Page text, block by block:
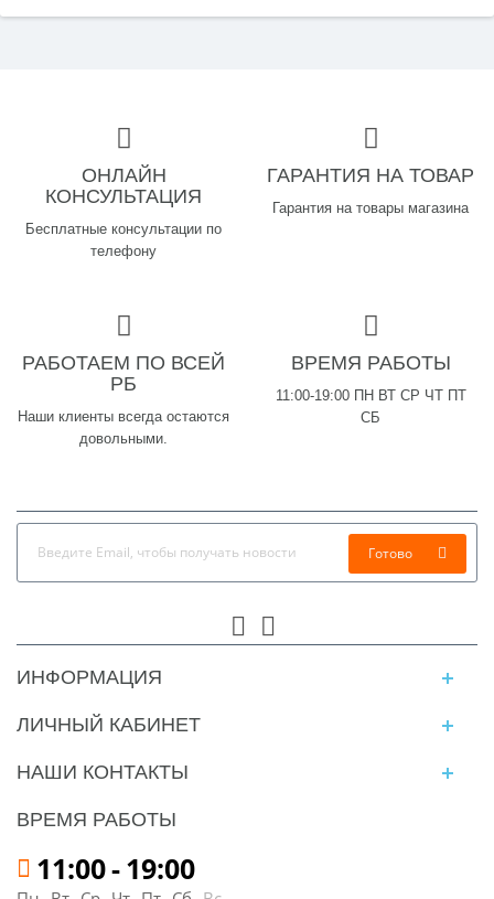
ОНЛАЙН
КОНСУЛЬТАЦИЯ
Бесплатные консультации по
телефону
ГАРАНТИЯ НА ТОВАР
Гарантия на товары магазина
РАБОТАЕМ ПО ВСЕЙ
РБ
Наши клиенты всегда остаются
довольными.
ВРЕМЯ РАБОТЫ
11:00-19:00 ПН ВТ СР ЧТ ПТ
СБ
Готово
ИНФОРМАЦИЯ
ЛИЧНЫЙ КАБИНЕТ
НАШИ КОНТАКТЫ
ВРЕМЯ РАБОТЫ
11:00-19:00